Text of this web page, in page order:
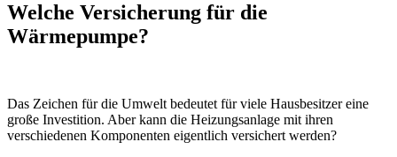
Welche Versicherung für die
Wärmepumpe?
Das Zeichen für die Umwelt bedeutet für viele Hausbesitzer eine
große Investition. Aber kann die Heizungsanlage mit ihren
verschiedenen Komponenten eigentlich versichert werden?